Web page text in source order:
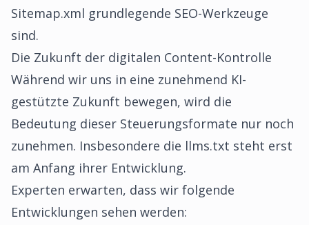
Sitemap.xml grundlegende SEO-Werkzeuge
sind.
Die Zukunft der digitalen Content-Kontrolle
Während wir uns in eine zunehmend KI-
gestützte Zukunft bewegen, wird die
Bedeutung dieser Steuerungsformate nur noch
zunehmen. Insbesondere die llms.txt steht erst
am Anfang ihrer Entwicklung.
Experten erwarten, dass wir folgende
Entwicklungen sehen werden: